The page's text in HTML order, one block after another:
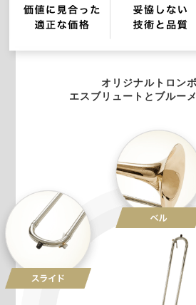
オリジナルトロン
エスブリュートとブルー